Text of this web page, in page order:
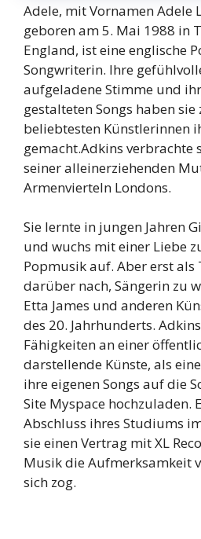
Adele, mit Vornamen Adele
geboren am 5. Mai 1988 in
England, ist eine englische
Songwriterin. Ihre
aufgeladene Stimme und
gestalteten Songs haben
beliebtesten Künstlerinnen
gemacht.Adkins verbrachte
seiner alleinerziehenden
Armenvierteln Londons.
Sie lernte in jungen Jahren
und wuchs mit einer Liebe
Popmusik auf. Aber erst als
darüber nach, Sängerin zu
Etta James und anderen
des 20. Jahrhunderts.
Fähigkeiten an einer
darstellende Künste, als
ihre eigenen Songs auf die
Site Myspace hochzuladen.
Abschluss ihres Studiums
sie einen Vertrag mit XL
Musik die Aufmerksamkeit
sich zog.